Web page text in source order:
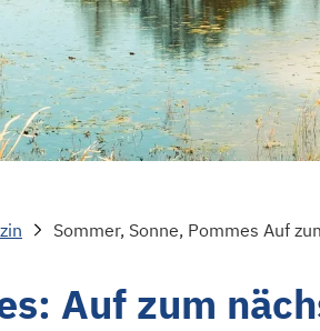
Sommer, Sonne, Pommes Auf
Auf zum